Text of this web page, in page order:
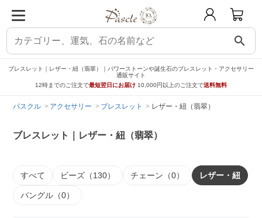
search
ブレスレット｜レザー・紐（翡翠）｜パワーストーンや誕生石のブレスレット・アクセサリー
通販サイト
12時までのご注文で最短翌日にお届け 10,000円以上のご注文で送料無料
パスクル アクセサリー ブレスレット レザー・紐（翡翠）
ブレスレット｜レザー・紐（翡翠）
すべて ビーズ（130） チェーン（0） レザー・紐
バングル（0）